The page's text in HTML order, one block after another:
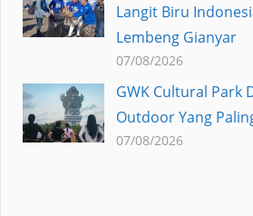
Langit Biru
Lembeng Gianyar
07/08/2026
GWK Cultural Park
Outdoor Yang
07/08/2026